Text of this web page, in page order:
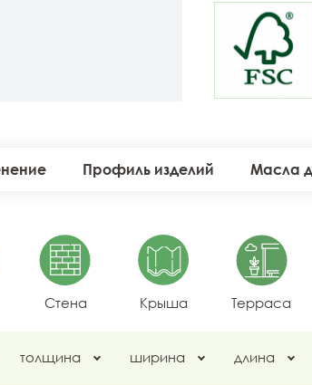
Профиль изделий Масла
Стена Крыша Терраса
толщина ширина длина